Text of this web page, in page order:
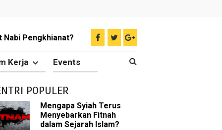
Nabi Pengkhianat?
Sunni
bin Affan
Kerja Events
POPULER
Mengapa Syiah Terus
Menyebarkan Fitnah
dalam Sejarah Islam?